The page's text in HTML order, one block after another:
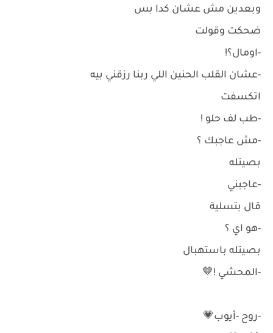
وبعدين مش عشان كدا بس
ضحكت وقولت
-اومال؟!
-عشان القلب الحنين اللي ربنا رزقني بيه
اتكسفت
-طب لف حلو !
-مش عاجبك ؟
بصيتله
-عاجبني
قال بتسلية
-هو اي ؟
بصيتله باستهبال
-المحشي !🤎
-روح -أيوب💗